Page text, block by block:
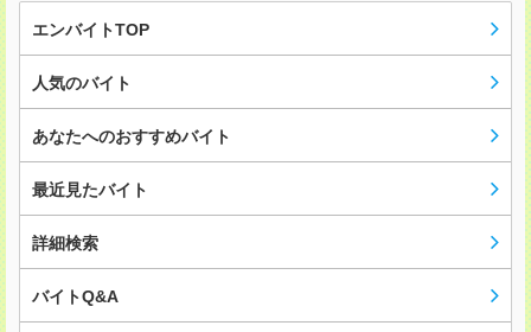
エンバイトTOP
人気のバイト
あなたへのおすすめバイト
最近見たバイト
詳細検索
バイトQ&A